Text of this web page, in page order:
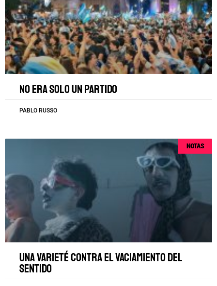
No era solo un partido
PABLO RUSSO
NOTAS
Una varieté contra el vaciamiento del
sentido